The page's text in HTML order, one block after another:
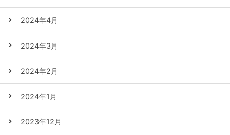
2024年4月
2024年3月
2024年2月
2024年1月
2023年12月